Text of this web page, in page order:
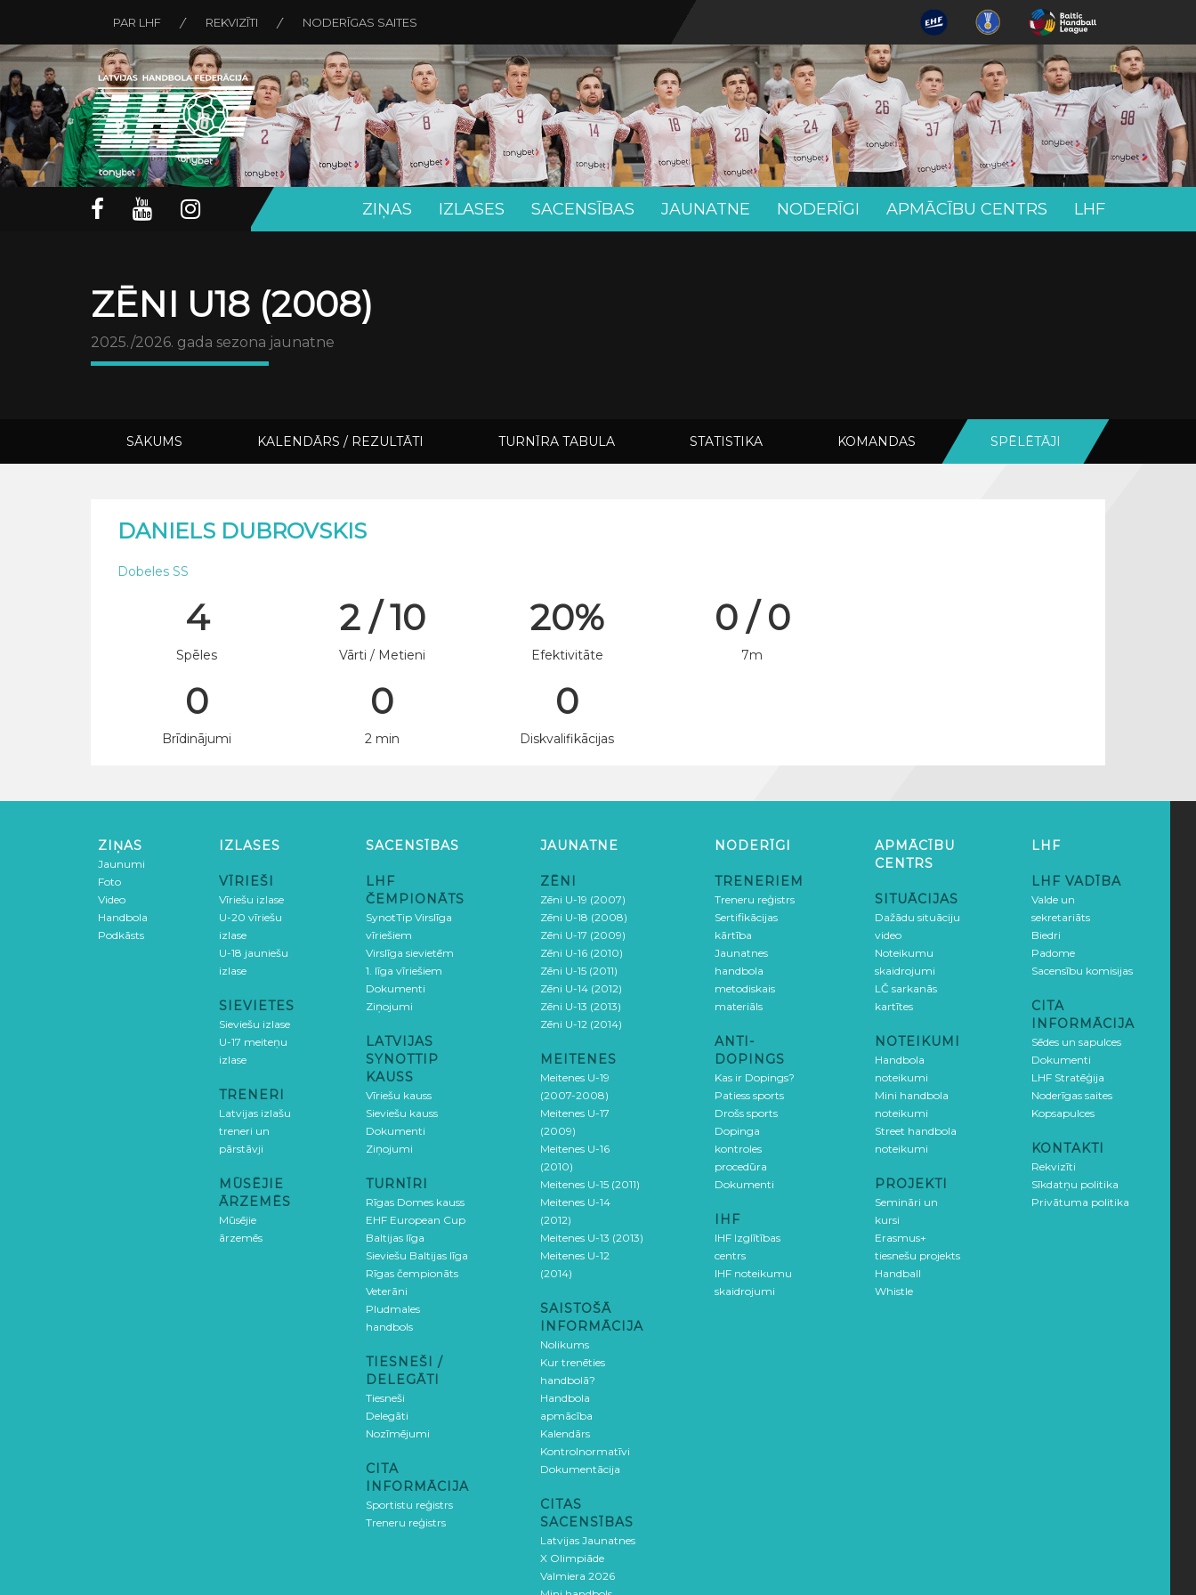
PAR LHF REKVIZĪTI NODERĪGAS SAITES
ZIŅAS IZLASES SACENSĪBAS JAUNATNE NODERĪGI APMĀCĪBU CENTRS LHF
ZĒNI U18 (2008)
2025./2026. gada sezona jaunatne
SĀKUMS KALENDĀRS / REZULTĀTI TURNĪRA TABULA STATISTIKA KOMANDAS SPĒLĒTĀJI
DANIELS DUBROVSKIS
Dobeles SS
4
Spēles
2 / 10
Vārti / Metieni
20%
Efektivitāte
0 / 0
7m
0
Brīdinājumi
0
2 min
0
Diskvalifikācijas
ZIŅAS
Jaunumi
Foto
Video
Handbola
Podkāsts
IZLASES
VĪRIEŠI
Vīriešu izlase
U-20 vīriešu
izlase
U-18 jauniešu
izlase
SIEVIETES
Sieviešu izlase
U-17 meiteņu
izlase
TRENERI
Latvijas izlašu
treneri un
pārstāvji
MŪSĒJIE
ĀRZEMĒS
Mūsējie
ārzemēs
SACENSĪBAS
LHF
ČEMPIONĀTS
SynotTip Virslīga
vīriešiem
Virslīga sievietēm
1. līga vīriešiem
Dokumenti
Ziņojumi
LATVIJAS
SYNOTTIP
KAUSS
Vīriešu kauss
Sieviešu kauss
Dokumenti
Ziņojumi
TURNĪRI
Rīgas Domes kauss
EHF European Cup
Baltijas līga
Sieviešu Baltijas līga
Rīgas čempionāts
Veterāni
Pludmales
handbols
TIESNEŠI /
DELEGĀTI
Tiesneši
Delegāti
Nozīmējumi
CITA
INFORMĀCIJA
Sportistu reģistrs
Treneru reģistrs
JAUNATNE
ZĒNI
Zēni U-19 (2007)
Zēni U-18 (2008)
Zēni U-17 (2009)
Zēni U-16 (2010)
Zēni U-15 (2011)
Zēni U-14 (2012)
Zēni U-13 (2013)
Zēni U-12 (2014)
MEITENES
Meitenes U-19
(2007-2008)
Meitenes U-17
(2009)
Meitenes U-16
(2010)
Meitenes U-15 (2011)
Meitenes U-14
(2012)
Meitenes U-13 (2013)
Meitenes U-12
(2014)
SAISTOŠĀ
INFORMĀCIJA
Nolikums
Kur trenēties
handbolā?
Handbola
apmācība
Kalendārs
Kontrolnormatīvi
Dokumentācija
CITAS
SACENSĪBAS
Latvijas Jaunatnes
X Olimpiāde
Valmiera 2026
NODERĪGI
TRENERIEM
Treneru reģistrs
Sertifikācijas
kārtība
Jaunatnes
handbola
metodiskais
materiāls
ANTI-
DOPINGS
Kas ir Dopings?
Patiess sports
Drošs sports
Dopinga
kontroles
procedūra
Dokumenti
IHF
IHF Izglītības
centrs
IHF noteikumu
skaidrojumi
APMĀCĪBU
CENTRS
SITUĀCIJAS
Dažādu situāciju
video
Noteikumu
skaidrojumi
LČ sarkanās
kartītes
NOTEIKUMI
Handbola
noteikumi
Mini handbola
noteikumi
Street handbola
noteikumi
PROJEKTI
Semināri un
kursi
Erasmus+
tiesnešu projekts
Handball
Whistle
LHF
LHF VADĪBA
Valde un
sekretariāts
Biedri
Padome
Sacensību komisijas
CITA
INFORMĀCIJA
Sēdes un sapulces
Dokumenti
LHF Stratēģija
Noderīgas saites
Kopsapulces
KONTAKTI
Rekvizīti
Sīkdatņu politika
Privātuma politika